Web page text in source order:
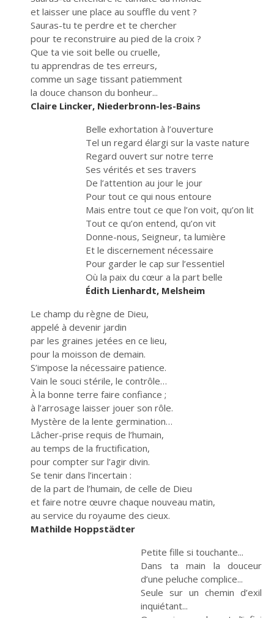
et laisser une place au souffle du vent ?
Sauras-tu te perdre et te chercher
pour te reconstruire au pied de la croix ?
Que ta vie soit belle ou cruelle,
tu apprendras de tes erreurs,
comme un sage tissant patiemment
la douce chanson du bonheur...
Claire Lincker, Niederbronn-les-Bains
Belle exhortation à l’ouverture
Tel un regard élargi sur la vaste nature
Regard ouvert sur notre terre
Ses vérités et ses travers
De l’attention au jour le jour
Pour tout ce qui nous entoure
Mais entre tout ce que l’on voit, qu’on lit
Tout ce qu’on entend, qu’on vit
Donne-nous, Seigneur, ta lumière
Et le discernement nécessaire
Pour garder le cap sur l’essentiel
Où la paix du cœur a la part belle
Édith Lienhardt, Melsheim
Le champ du règne de Dieu,
appelé à devenir jardin
par les graines jetées en ce lieu,
pour la moisson de demain.
S’impose la nécessaire patience.
Vain le souci stérile, le contrôle…
À la bonne terre faire confiance ;
à l’arrosage laisser jouer son rôle.
Mystère de la lente germination…
Lâcher-prise requis de l’humain,
au temps de la fructification,
pour compter sur l’agir divin.
Se tenir dans l’incertain :
de la part de l’humain, de celle de Dieu
et faire notre œuvre chaque nouveau matin,
au service du royaume des cieux.
Mathilde Hoppstädter
Petite fille si touchante...
Dans ta main la douceur
d’une peluche complice...
Seule sur un chemin d’exil
inquiétant...